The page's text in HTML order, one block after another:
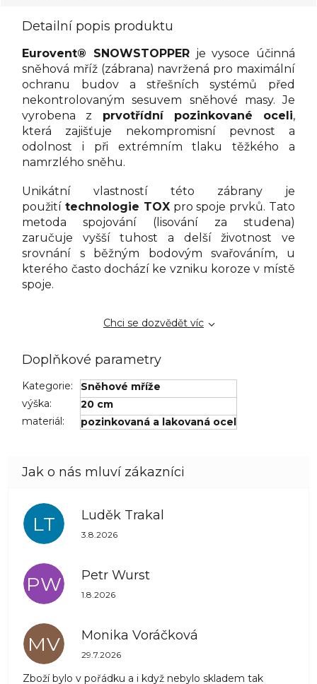
Detailní popis produktu
Eurovent® SNOWSTOPPER je vysoce účinná
sněhová mříž (zábrana) navržená pro maximální
ochranu budov a střešních systémů před
nekontrolovaným sesuvem sněhové masy. Je
vyrobena z
prvotřídní pozinkované oceli,
která zajišťuje nekompromisní pevnost a
odolnost i při extrémním tlaku těžkého a
namrzlého sněhu.
Unikátní vlastností této zábrany je
použití technologie TOX pro spoje prvků. Tato
metoda spojování (lisování za studena)
zaručuje vyšší tuhost a delší životnost ve
srovnání s běžným bodovým svařováním, u
kterého často dochází ke vzniku koroze v místě
spoje.
Chci se dozvědět víc
Doplňkové parametry
Kategorie:
Sněhové mříže
výška:
20 cm
materiál: pozinkovaná a lakovaná ocel
LT Luděk Trakal
Hodnocení obchodu je 5 z 5 hvězdiček.
3.8.2026
PW Petr Wurst
Hodnocení obchodu je 5 z 5 hvězdiček.
1.8.2026
MV Monika Voráčková
Hodnocení obchodu je 5 z 5 hvězdiček.
29.7.2026
Zboží bylo v pořádku a i když nebylo skladem tak